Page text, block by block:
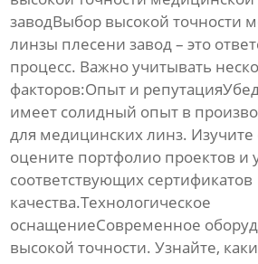
заводВыбор высокой точности
линзы плесени завод– это
процесс. Важно учитывать
факторов:Опыт и
имеет солидный опыт в
для медицинских линз.
оцените портфолио проектов и
соответствующих сертификатов
качества.Технологическое
оснащениеСовременное
высокой точности. Узнайте,